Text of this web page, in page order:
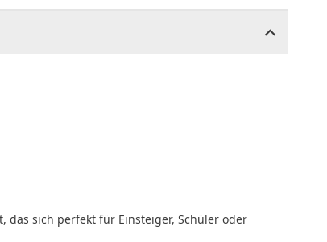
das sich perfekt für Einsteiger, Schüler oder